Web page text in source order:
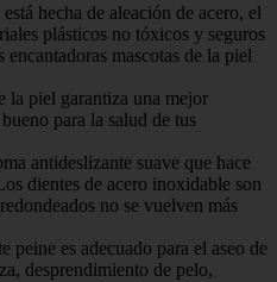
hecha de aleación de acero, el
plásticos no tóxicos y seguros
mascotas de la piel
la piel garantiza una mejor
para la salud de tus
antideslizante suave que hace
dientes de acero inoxidable son
no se vuelven más
peine es adecuado para el aseo de
desprendimiento de pelo,